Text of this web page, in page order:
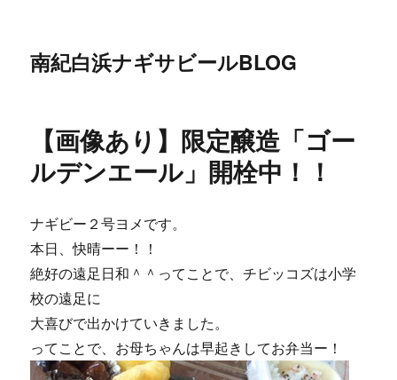
南紀白浜ナギサビールBLOG
【画像あり】限定醸造「ゴー
ルデンエール」開栓中！！
ナギビー２号ヨメです。
本日、快晴ーー！！
絶好の遠足日和＾＾ってことで、チビッコズは小学
校の遠足に
大喜びで出かけていきました。
ってことで、お母ちゃんは早起きしてお弁当ー！